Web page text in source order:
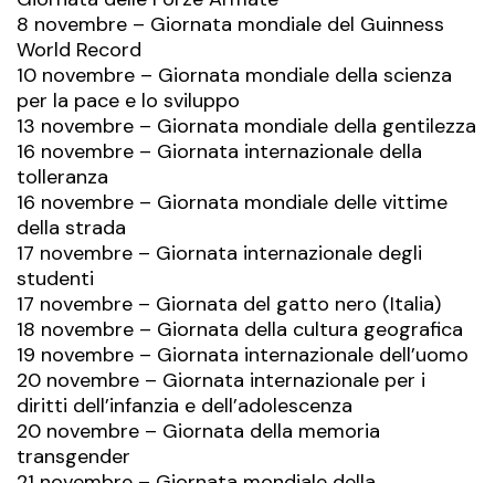
8 novembre – Giornata mondiale del Guinness
World Record
10 novembre – Giornata mondiale della scienza
per la pace e lo sviluppo
13 novembre – Giornata mondiale della gentilezza
16 novembre – Giornata internazionale della
tolleranza
16 novembre – Giornata mondiale delle vittime
della strada
17 novembre – Giornata internazionale degli
studenti
17 novembre – Giornata del gatto nero (Italia)
18 novembre – Giornata della cultura geografica
19 novembre – Giornata internazionale dell’uomo
20 novembre – Giornata internazionale per i
diritti dell’infanzia e dell’adolescenza
20 novembre – Giornata della memoria
transgender